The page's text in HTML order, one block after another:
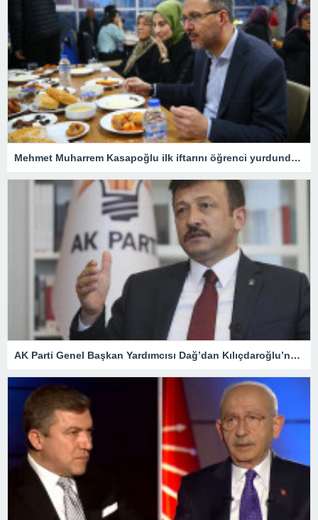
Mehmet Muharrem Kasapoğlu ilk iftarını öğrenci yurdundaki depremzedelerle yaptı
AK Parti Genel Başkan Yardımcısı Dağ’dan Kılıçdaroğlu’na tepki! “Açıkça itiraf ediyor” dedi ve ekledi: CHP despottur, değişmez